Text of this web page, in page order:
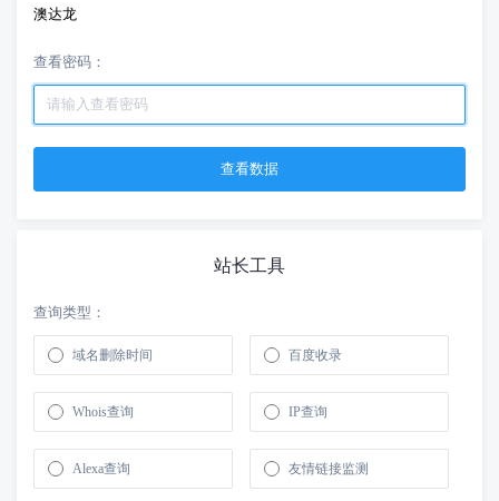
澳达龙
查看密码：
站长工具
查询类型：
域名删除时间 百度收录
Whois查询 IP查询
Alexa查询 友情链接监测